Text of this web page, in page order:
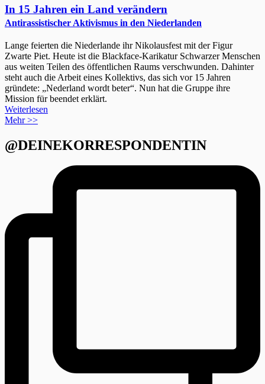
In 15 Jahren ein Land verändern
Antirassistischer Aktivismus in den Niederlanden
Lange feierten die Niederlande ihr Nikolausfest mit der Figur
Zwarte Piet. Heute ist die Blackface-Karikatur Schwarzer Menschen
aus weiten Teilen des öffentlichen Raums verschwunden. Dahinter
steht auch die Arbeit eines Kollektivs, das sich vor 15 Jahren
gründete: „Nederland wordt beter“. Nun hat die Gruppe ihre
Mission für beendet erklärt.
Weiterlesen
Mehr >>
@DEINEKORRESPONDENTIN